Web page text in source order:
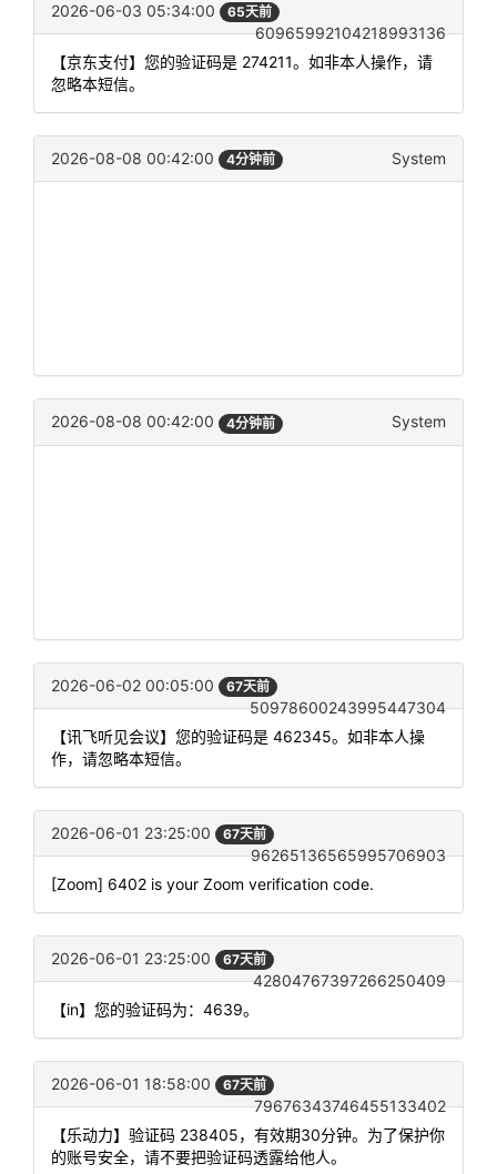
2026-06-03 05:34:00 65天前
60965992104218993136
【京东支付】您的验证码是 274211。如非本人操作，请
忽略本短信。
2026-08-08 00:42:00 4分钟前 System
2026-08-08 00:42:00 4分钟前 System
2026-06-02 00:05:00 67天前
50978600243995447304
【讯飞听见会议】您的验证码是 462345。如非本人操
作，请忽略本短信。
2026-06-01 23:25:00 67天前
96265136565995706903
[Zoom] 6402 is your Zoom verification code.
2026-06-01 23:25:00 67天前
42804767397266250409
【in】您的验证码为：4639。
2026-06-01 18:58:00 67天前
79676343746455133402
【乐动力】验证码 238405，有效期30分钟。为了保护你
的账号安全，请不要把验证码透露给他人。